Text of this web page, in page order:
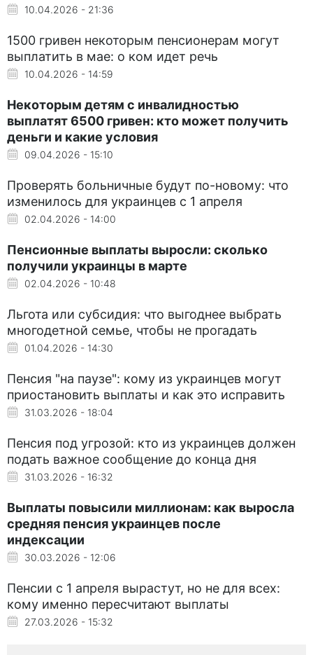
10.04.2026 - 21:36
1500 гривен некоторым пенсионерам могут
выплатить в мае: о ком идет речь
10.04.2026 - 14:59
Некоторым детям с инвалидностью
выплатят 6500 гривен: кто может получить
деньги и какие условия
09.04.2026 - 15:10
Проверять больничные будут по-новому: что
изменилось для украинцев с 1 апреля
02.04.2026 - 14:00
Пенсионные выплаты выросли: сколько
получили украинцы в марте
02.04.2026 - 10:48
Льгота или субсидия: что выгоднее выбрать
многодетной семье, чтобы не прогадать
01.04.2026 - 14:30
Пенсия "на паузе": кому из украинцев могут
приостановить выплаты и как это исправить
31.03.2026 - 18:04
Пенсия под угрозой: кто из украинцев должен
подать важное сообщение до конца дня
31.03.2026 - 16:32
Выплаты повысили миллионам: как выросла
средняя пенсия украинцев после
индексации
30.03.2026 - 12:06
Пенсии с 1 апреля вырастут, но не для всех:
кому именно пересчитают выплаты
27.03.2026 - 15:32